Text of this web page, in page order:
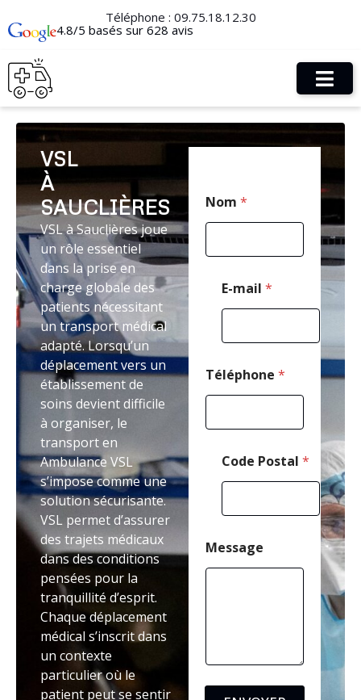
Téléphone : 09.75.18.12.30
4.8/5 basés sur 628 avis
VSL
À
SAUCLIÈRES
VSL à Sauclières joue
un rôle essentiel
dans la prise en
charge globale des
patients nécessitant
un transport médical
adapté. Lorsqu’un
déplacement vers un
établissement de
soins devient difficile
à organiser, le
transport en
Ambulance VSL
s’impose comme une
solution sécurisante.
VSL permet d’assurer
des trajets médicaux
dans des conditions
pensées pour la
tranquillité d’esprit.
Chaque déplacement
médical s’inscrit dans
un contexte
particulier où le
patient peut se sentir
*
*
Nom *
E-mail *
Téléphone *
Code Postal *
Message